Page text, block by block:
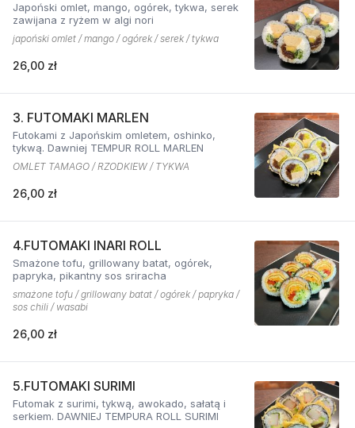
Japoński omlet, mango, ogórek, tykwa, serek
zawijana z ryżem w algi nori
japoński omlet / mango / ogórek / serek / tykwa
26,00 zł
3. FUTOMAKI MARLEN
Futokami z Japońskim omletem, oshinko,
tykwą. Dawniej TEMPUR ROLL MARLEN
OMLET TAMAGO / RZODKIEW / TYKWA
26,00 zł
4.FUTOMAKI INARI ROLL
Smażone tofu, grillowany batat, ogórek,
papryka, pikantny sos sriracha
smażone tofu / grillowany batat / ogórek / papryka /
sos chili / wasabi
26,00 zł
5.FUTOMAKI SURIMI
Futomak z surimi, tykwą, awokado, sałatą i
serkiem. DAWNIEJ TEMPURA ROLL SURIMI